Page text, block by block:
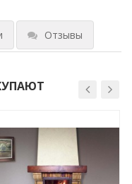
Отзывы